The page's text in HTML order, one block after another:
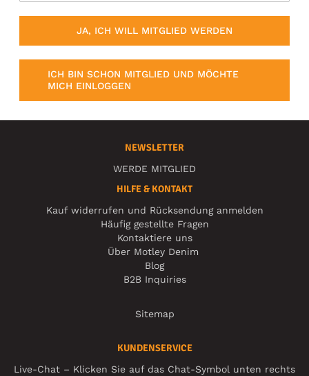
JA, ICH WILL MITGLIED WERDEN
ICH BIN SCHON MITGLIED UND MÖCHTE
MICH EINLOGGEN
NEWSLETTER
WERDE MITGLIED
HILFE & KONTAKT
Kauf widerrufen und Rücksendung anmelden
Häufig gestellte Fragen
Kontaktiere uns
Über Motley Denim
Blog
B2B Inquiries
Sitemap
KUNDENSERVICE
Live-Chat – Klicken Sie auf das Chat-Symbol unten rechts